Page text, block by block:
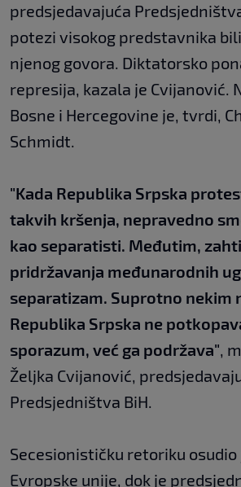
predsjedavajuća
potezi visokog predstavnika
njenog govora. Diktatorsko
represija, kazala je Cvijanović.
Bosne i Hercegovine je, tvrdi,
Schmidt.
"Kada Republika Srpska
takvih kršenja, nepravedno
kao separatisti. Međutim,
pridržavanja međunarodnih
separatizam. Suprotno nekim
Republika Srpska ne
sporazum, već ga podržava",
Željka Cvijanović,
Predsjedništva BiH.
Secesionističku retoriku
Evropske unije, dok je